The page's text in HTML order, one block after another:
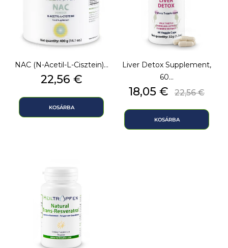
NAC (N-Acetil-L-Cisztein)...
Ár
22,56 €
KOSÁRBA
Liver Detox Supplement,
60...
Ár
18,05 € Normál
22,56 €
KOSÁRBA